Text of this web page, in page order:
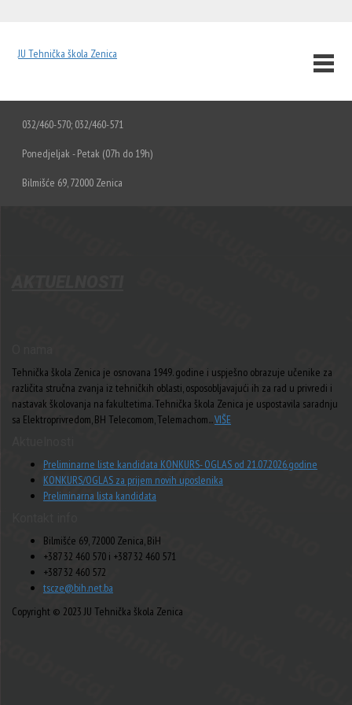
JU Tehnička škola Zenica
032/460-570; 032/460-571
Ponedjeljak - Petak (07h do 19h)
Bilmišće 69, 72000 Zenica
Tehnička škola Zenica je osnovana 1949. godine i uspješno obrazuje učenike za
različita stručna zvanja iz tehničkih oblasti, osposobljavajući ih za rad u privredi i
nastavak školovanja na fakultetima. Tehnička škola Zenica je uspostavila saradnju
sa Elektroprivredom, BH Telecomom, Telemachom...VIŠE
Preliminarne liste kandidata KONKURS- OGLAS od 21.07.2026.godine
KONKURS/OGLAS za prijem novih uposlenika
Preliminarna lista kandidata
Bilmišće 69, 72000 Zenica, BiH
+387 32 460 570 i +387 32 460 571
+387 32 460 572
tscze@bih.net.ba
Copyright © 2023 JU Tehnička škola Zenica